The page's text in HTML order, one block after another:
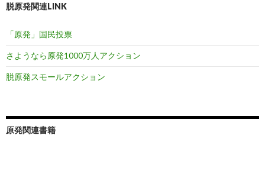
脱原発関連LINK
「原発」国民投票
さようなら原発1000万人アクション
脱原発スモールアクション
原発関連書籍